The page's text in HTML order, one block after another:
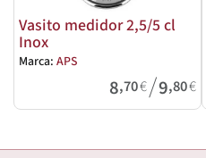
Vasito medidor 2,5/5 cl
Inox
Marca: APS
8,70€/9,80€